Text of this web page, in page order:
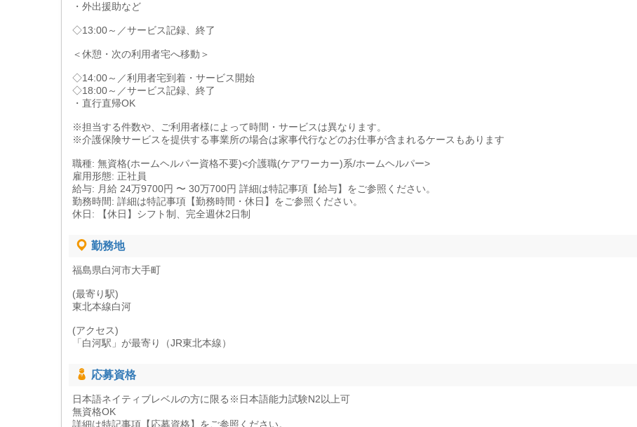
・外出援助など
◇13:00～／サービス記録、終了
＜休憩・次の利用者宅へ移動＞
◇14:00～／利用者宅到着・サービス開始
◇18:00～／サービス記録、終了
・直行直帰OK
※担当する件数や、ご利用者様によって時間・サービスは異なります。
※介護保険サービスを提供する事業所の場合は家事代行などのお仕事が含まれるケースもあります
職種: 無資格(ホームヘルパー資格不要)<介護職(ケアワーカー)系/ホームヘルパー>
雇用形態: 正社員
給与: 月給 24万9700円 〜 30万700円 詳細は特記事項【給与】をご参照ください。
勤務時間: 詳細は特記事項【勤務時間・休日】をご参照ください。
休日: 【休日】シフト制、完全週休2日制
勤務地
福島県白河市大手町
(最寄り駅)
東北本線白河
(アクセス)
「白河駅」が最寄り（JR東北本線）
応募資格
日本語ネイティブレベルの方に限る※日本語能力試験N2以上可
無資格OK
詳細は特記事項【応募資格】をご参照ください。